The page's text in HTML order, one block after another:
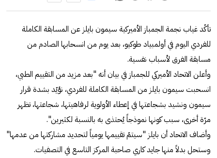
تأكّد غياب نجمة الجمباز الأميركية سيمون بايلز عن المسابقة الكاملة
للفردي اليوم في أولمبياد طوكيو، بعد يوم من انسحابها الصادم من
مسابقة الفرق لأسباب نفسية.
وأعلن الاتحاد الأميركي للجمباز في بيان أنه "بعد مزيد من التقييم الطبي،
انسحبت سيمون بايلز من المسابقة الكاملة للفردي، نؤيّد بشدة قرار
سيمون ونشيد بشجاعتها في إعطاء الأولوية لرفاهيتها، شجاعتها، تظهر
مرّة أخرى، سبب كونها نموذجاً يُحتذى به بالنسبة لكثيرين".
وأضاف الاتحاد أن بايلز "سيتمّ تقييمها يومياً لتحديد مشاركتها من عدمها"
وستحل بدلاً منها جايد كاري صاحبة المركز التاسع في التصفيات.